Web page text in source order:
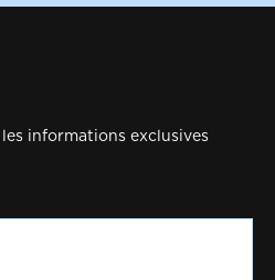
informations exclusives